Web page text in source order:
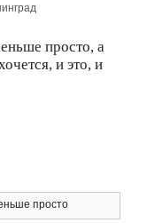
просто, а
и это, и
просто